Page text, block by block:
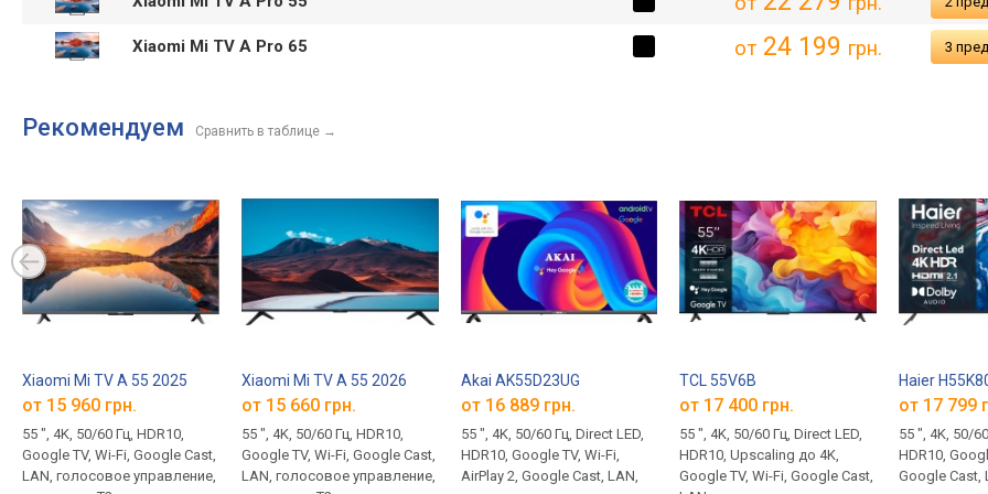
Xiaomi Mi TV A Pro 65 от24 199 грн. 3
Рекомендуем Сравнить в таблице →
Xiaomi Mi TV A 55 2025
от 15 960 грн.
55 ", 4K, 50/60 Гц, HDR10,
Google TV, Wi-Fi, Google Cast,
LAN, голосовое управление,
Xiaomi Mi TV A 55 2026
от 15 660 грн.
55 ", 4K, 50/60 Гц, HDR10,
Google TV, Wi-Fi, Google Cast,
LAN, голосовое управление,
Akai AK55D23UG
от 16 889 грн.
55 ", 4K, 50/60 Гц, Direct LED,
HDR10, Google TV, Wi-Fi,
AirPlay 2, Google Cast, LAN,
TCL 55V6B
от 17 400 грн.
55 ", 4K, 50/60 Гц, Direct LED,
HDR10, Upscaling до 4K,
Google TV, Wi-Fi, Google Cast,
Haier
от 17 799
55 ", 4K, 50/
HDR10,
Google Cast,